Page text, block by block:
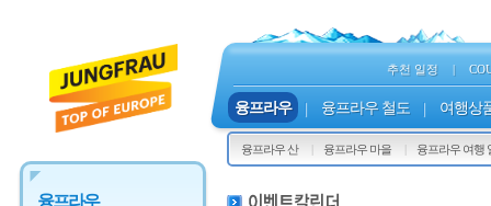
추천 일정 |
융프라우 융프라우 철도 여행상
융프라우 산 융프라우 마을 융프라우 여행
융프라우